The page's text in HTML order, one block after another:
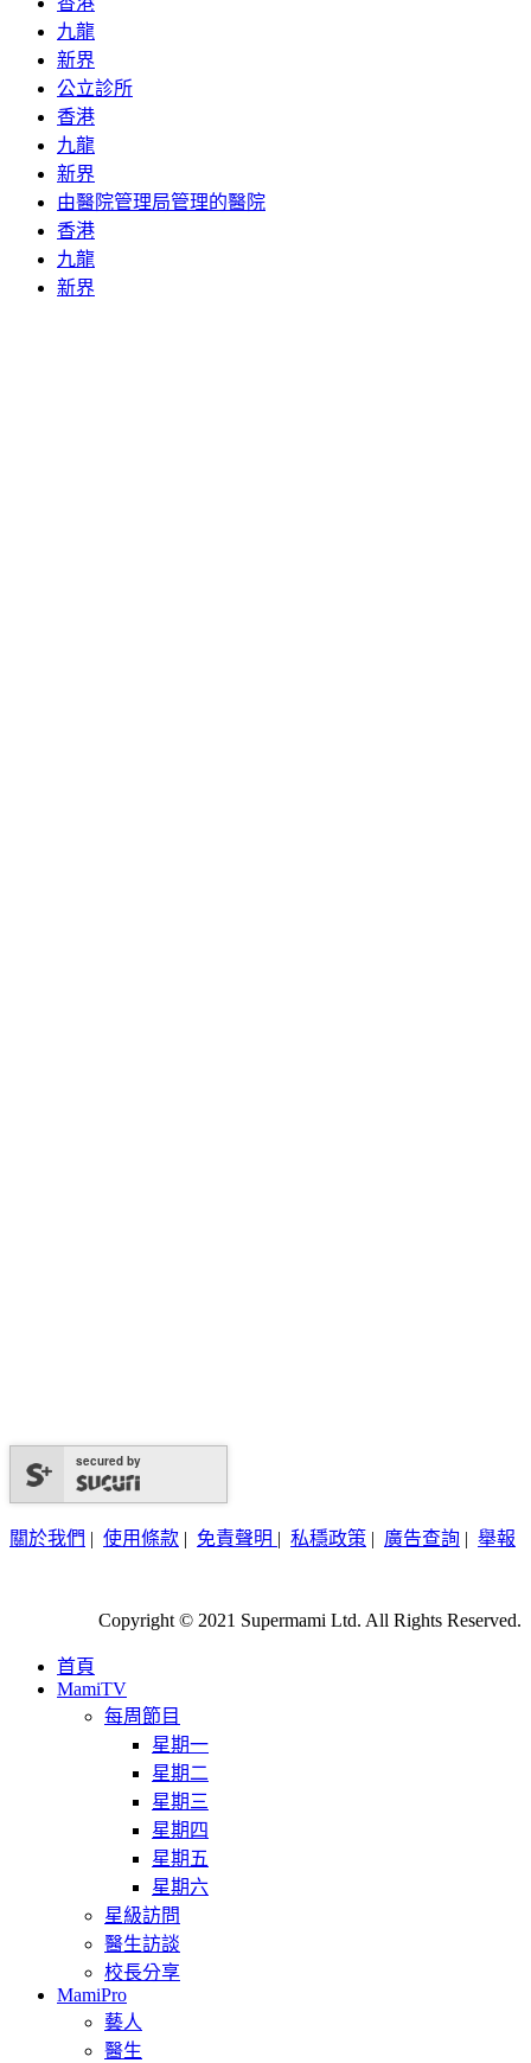
九龍
新界
公立診所
香港
九龍
新界
由醫院管理局管理的醫院
香港
九龍
新界
secured by
關於我們 | 使用條款 | 免責聲明 | 私穩政策 | 廣告查詢 | 舉報
Copyright © 2021 Supermami Ltd. All Rights Reserved.
首頁
MamiTV
每周節目
星期一
星期二
星期三
星期四
星期五
星期六
星級訪問
醫生訪談
校長分享
MamiPro
藝人
醫生